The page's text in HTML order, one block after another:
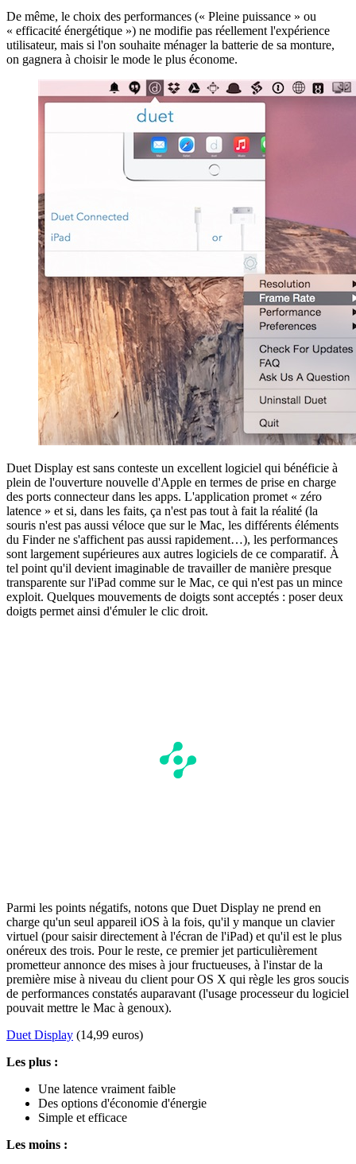
De même, le choix des performances (« Pleine puissance » ou
« efficacité énergétique ») ne modifie pas réellement l'expérience
utilisateur, mais si l'on souhaite ménager la batterie de sa monture,
on gagnera à choisir le mode le plus économe.
Duet Display est sans conteste un excellent logiciel qui bénéficie à
plein de l'ouverture nouvelle d'Apple en termes de prise en charge
des ports connecteur dans les apps. L'application promet « zéro
latence » et si, dans les faits, ça n'est pas tout à fait la réalité (la
souris n'est pas aussi véloce que sur le Mac, les différents éléments
du Finder ne s'affichent pas aussi rapidement…), les performances
sont largement supérieures aux autres logiciels de ce comparatif. À
tel point qu'il devient imaginable de travailler de manière presque
transparente sur l'iPad comme sur le Mac, ce qui n'est pas un mince
exploit. Quelques mouvements de doigts sont acceptés : poser deux
doigts permet ainsi d'émuler le clic droit.
Parmi les points négatifs, notons que Duet Display ne prend en
charge qu'un seul appareil iOS à la fois, qu'il y manque un clavier
virtuel (pour saisir directement à l'écran de l'iPad) et qu'il est le plus
onéreux des trois. Pour le reste, ce premier jet particulièrement
prometteur annonce des mises à jour fructueuses, à l'instar de la
première mise à niveau du client pour OS X qui règle les gros soucis
de performances constatés auparavant (l'usage processeur du logiciel
pouvait mettre le Mac à genoux).
Duet Display (14,99 euros)
Les plus :
Une latence vraiment faible
Des options d'économie d'énergie
Simple et efficace
Les moins :